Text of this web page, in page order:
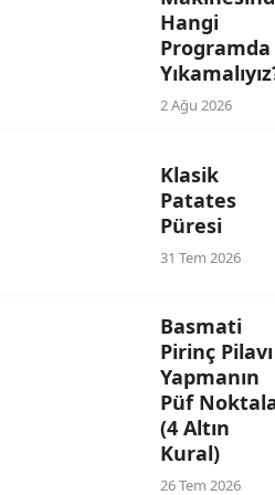
Hangi
Programda
2 Ağu 2026
Klasik
Patates
Püresi
31 Tem 2026
Basmati
Pirinç Pilavı
Yapmanın
Püf
(4 Altın
Kural)
26 Tem 2026